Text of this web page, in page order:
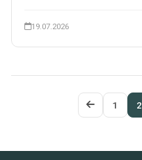
19.07.2026
Previous
1 2